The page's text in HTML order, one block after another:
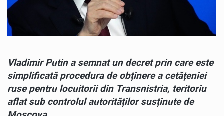
Vladimir Putin a semnat un decret prin care este
simplificată procedura de obținere a cetățeniei
ruse pentru locuitorii din Transnistria, teritoriu
aflat sub controlul autorităților susținute de